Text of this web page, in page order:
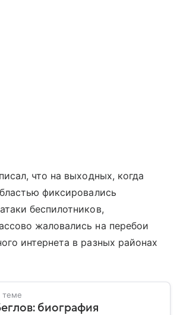
что на выходных, когда
фиксировались
беспилотников,
жаловались на перебои
интернета в разных районах
теме
биография